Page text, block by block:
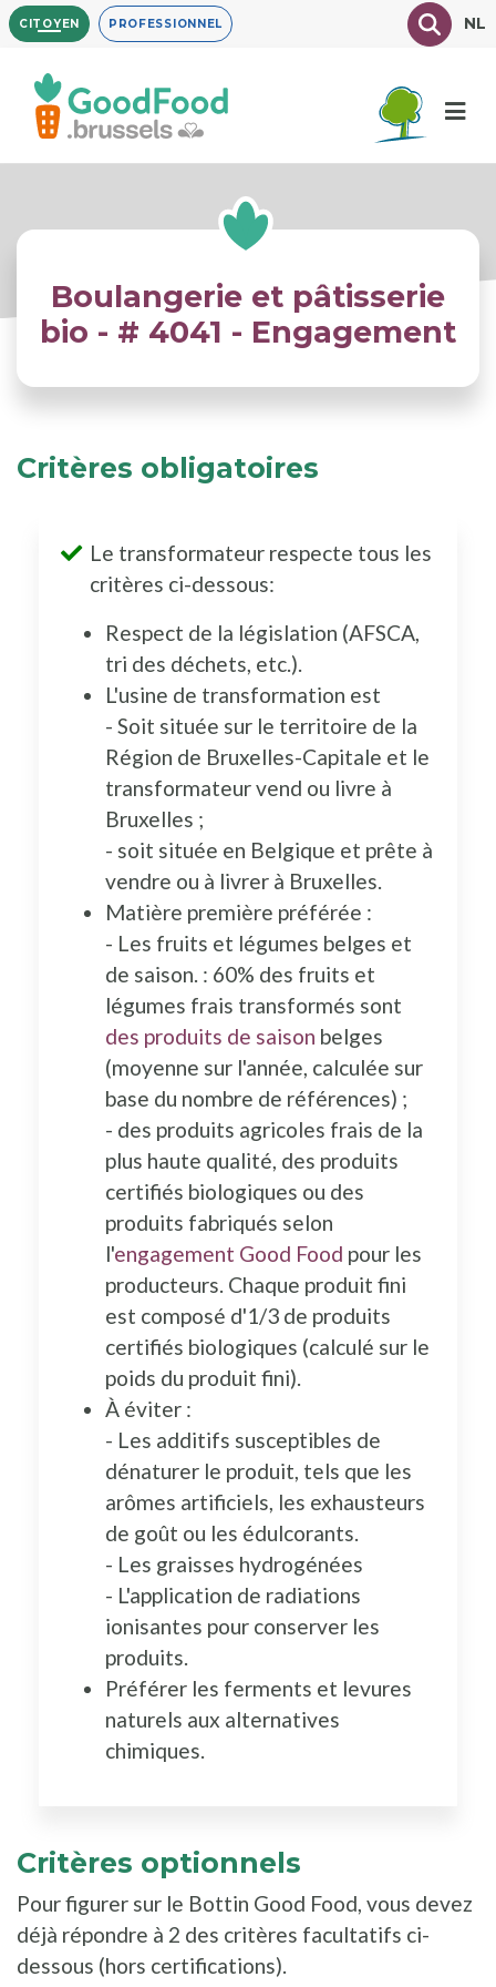
Aller
au
contenu
principal
CITOYEN PROFESSIONNEL TexteNL
Boulangerie et pâtisserie
bio - # 4041 - Engagement
Critères obligatoires
Le transformateur respecte tous les
critères ci-dessous:
Respect de la législation (AFSCA,
tri des déchets, etc.).
L'usine de transformation est
- Soit située sur le territoire de la
Région de Bruxelles-Capitale et le
transformateur vend ou livre à
Bruxelles ;
- soit située en Belgique et prête à
vendre ou à livrer à Bruxelles.
Matière première préférée :
- Les fruits et légumes belges et
de saison. : 60% des fruits et
légumes frais transformés sont
des produits de saison belges
(moyenne sur l'année, calculée sur
base du nombre de références) ;
- des produits agricoles frais de la
plus haute qualité, des produits
certifiés biologiques ou des
produits fabriqués selon
l'engagement Good Food pour les
producteurs. Chaque produit fini
est composé d'1/3 de produits
certifiés biologiques (calculé sur le
poids du produit fini).
À éviter :
- Les additifs susceptibles de
dénaturer le produit, tels que les
arômes artificiels, les exhausteurs
de goût ou les édulcorants.
- Les graisses hydrogénées
- L'application de radiations
ionisantes pour conserver les
produits.
Préférer les ferments et levures
naturels aux alternatives
chimiques.
Critères optionnels
Pour figurer sur le Bottin Good Food, vous devez
déjà répondre à 2 des critères facultatifs ci-
dessous (hors certifications).